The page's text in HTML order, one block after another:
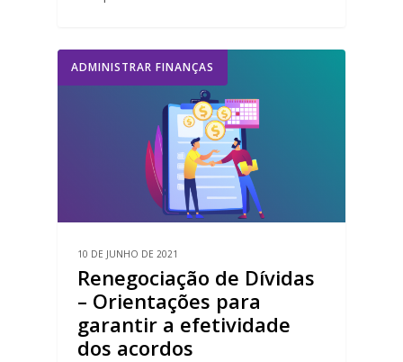
ADMINISTRAR FINANÇAS
10 DE JUNHO DE 2021
Renegociação de Dívidas
– Orientações para
garantir a efetividade
dos acordos